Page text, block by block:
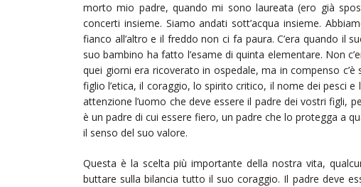
morto mio padre, quando mi sono laureata (ero già
concerti insieme. Siamo andati sott’acqua insieme.
fianco all’altro e il freddo non ci fa paura. C’era quando il
suo bambino ha fatto l’esame di quinta elementare. Non
quei giorni era ricoverato in ospedale, ma in compenso
figlio l’etica, il coraggio, lo spirito critico, il nome dei pesci e
attenzione l’uomo che deve essere il padre dei vostri figli,
è un padre di cui essere fiero, un padre che lo protegga a
il senso del suo valore.
Questa è la scelta più importante della nostra vita,
buttare sulla bilancia tutto il suo coraggio. Il padre deve